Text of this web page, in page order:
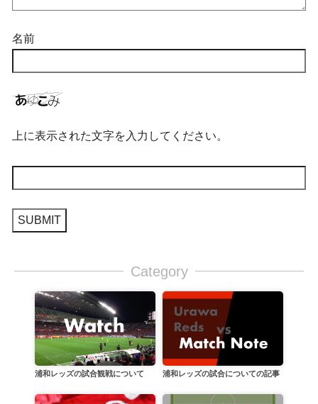
名前
上に表示された文字を入力してください。
Category
浦和レッズの試合観戦について 浦和レッズの試合についての記事